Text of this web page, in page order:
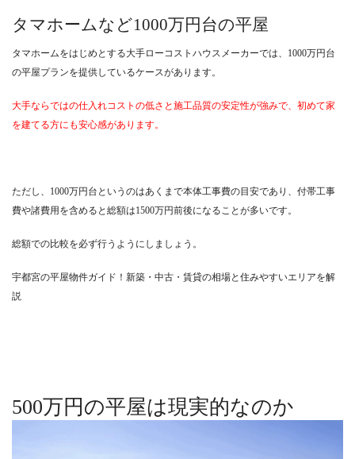
タマホームなど1000万円台の平屋
タマホームをはじめとする大手ローコストハウスメーカーでは、1000万円台
の平屋プランを提供しているケースがあります。
大手ならではの仕入れコストの低さと施工品質の安定性が強みで、初めて家
を建てる方にも安心感があります。
ただし、1000万円台というのはあくまで本体工事費の目安であり、付帯工事
費や諸費用を含めると総額は1500万円前後になることが多いです。
総額での比較を必ず行うようにしましょう。
宇都宮の平屋物件ガイド！新築・中古・賃貸の相場と住みやすいエリアを解
説
500万円の平屋は現実的なのか